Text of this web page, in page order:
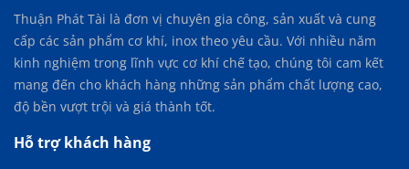
Thuận Phát Tài là đơn vị chuyên gia công, sản xuất và cung
cấp các sản phẩm cơ khí, inox theo yêu cầu. Với nhiều năm
kinh nghiệm trong lĩnh vực cơ khí chế tạo, chúng tôi cam kết
mang đến cho khách hàng những sản phẩm chất lượng cao,
độ bền vượt trội và giá thành tốt.
Hỗ trợ khách hàng